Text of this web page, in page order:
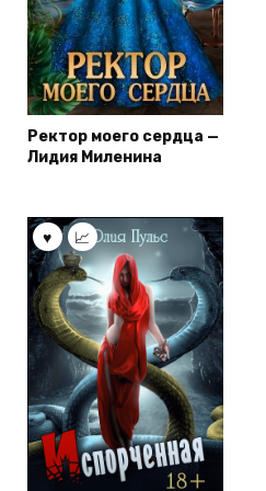
Ректор моего сердца —
Лидия Миленина